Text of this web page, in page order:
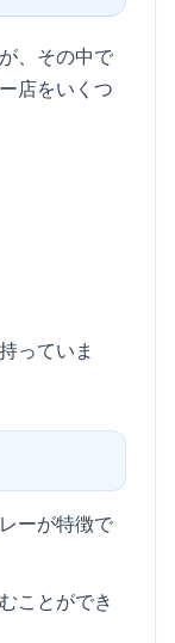
、その中で
店をいくつ
っていま
ーが特徴で
ことができ